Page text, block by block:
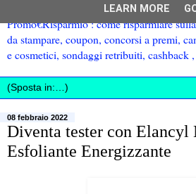
Promo€Risparmio : come risparmiare
da stampare, coupon, concorsi a premi,
e cosmetici, sondaggi retribuiti, cashback
08 febbraio 2022
Diventa tester con Elancyl
Esfoliante Energizzante
LEARN MORE